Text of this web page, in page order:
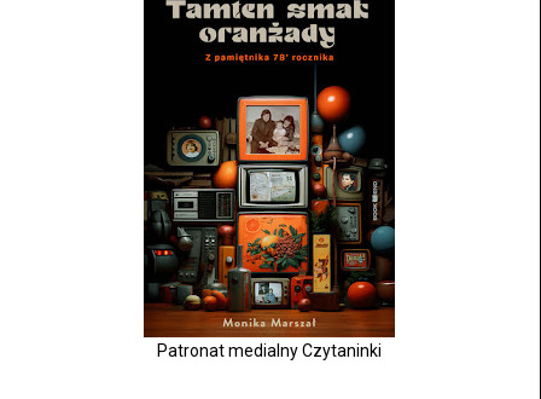
Patronat medialny Czytaninki